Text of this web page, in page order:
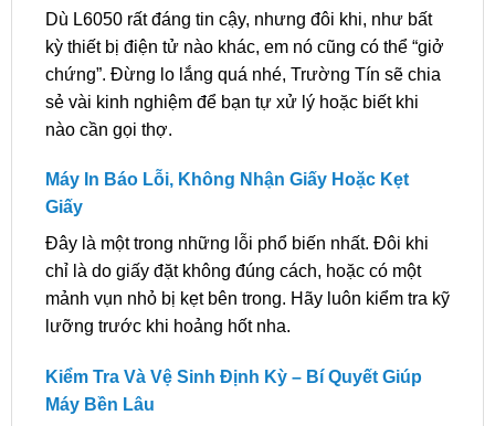
Dù L6050 rất đáng tin cậy, nhưng đôi khi, như bất
kỳ thiết bị điện tử nào khác, em nó cũng có thể “giở
chứng”. Đừng lo lắng quá nhé, Trường Tín sẽ chia
sẻ vài kinh nghiệm để bạn tự xử lý hoặc biết khi
nào cần gọi thợ.
Máy In Báo Lỗi, Không Nhận Giấy Hoặc Kẹt
Giấy
Đây là một trong những lỗi phổ biến nhất. Đôi khi
chỉ là do giấy đặt không đúng cách, hoặc có một
mảnh vụn nhỏ bị kẹt bên trong. Hãy luôn kiểm tra kỹ
lưỡng trước khi hoảng hốt nha.
Kiểm Tra Và Vệ Sinh Định Kỳ – Bí Quyết Giúp
Máy Bền Lâu